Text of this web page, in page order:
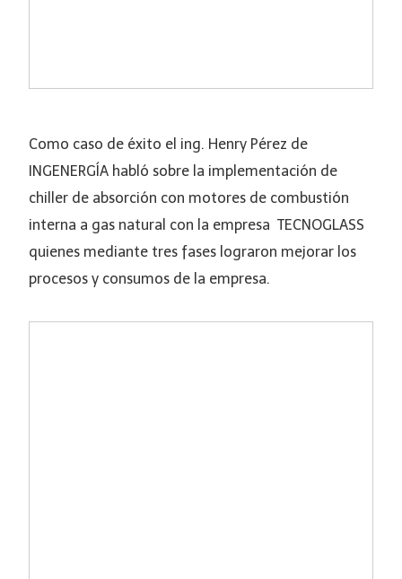
Como caso de éxito el ing. Henry Pérez de
INGENERGÍA habló sobre la implementación de
chiller de absorción con motores de combustión
interna a gas natural con la empresa TECNOGLASS
quienes mediante tres fases lograron mejorar los
procesos y consumos de la empresa.